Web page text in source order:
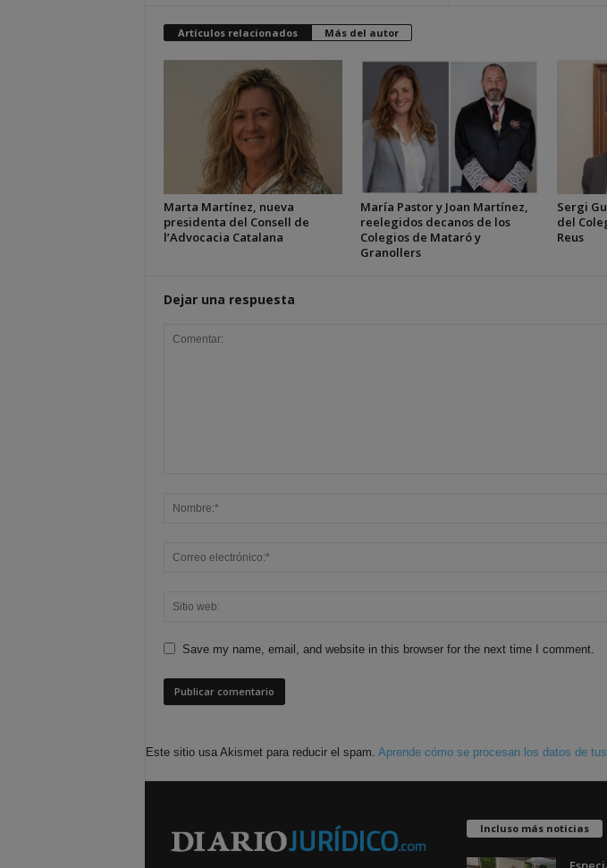
Artículos relacionados Más del autor
Marta Martínez, nueva
presidenta del Consell de
l’Advocacia Catalana
María Pastor y Joan Martínez,
reelegidos decanos de los
Colegios de Mataró y
Granollers
Sergi
del
Reus
Dejar una respuesta
Save my name, email, and website in this browser for the next time I comment.
Este sitio usa Akismet para reducir el spam. Aprende cómo se procesan los datos de
Incluso más noticias